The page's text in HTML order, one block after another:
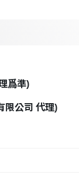
爲準)
限公司 代理)